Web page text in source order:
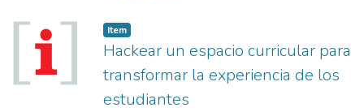
generativa se convierte en recurso
pedagógico, laboratorio de experimentación
y narrativa de aprendizaje...
Item
Hackear un espacio curricular para
transformar la experiencia de los
estudiantes